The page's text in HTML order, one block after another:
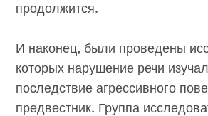
продолжится.
И наконец, были проведены
которых нарушение речи
последствие агрессивного
предвестник. Группа